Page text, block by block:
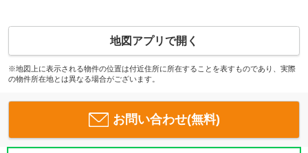
地図アプリで開く
※地図上に表示される物件の位置は付近住所に所在することを表すものであり、実際
の物件所在地とは異なる場合がございます。
お問い合わせ(無料)